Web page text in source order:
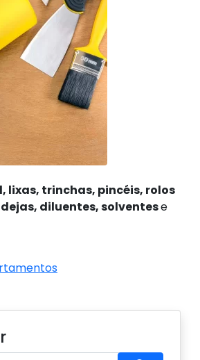
lixas, trinchas, pincéis, rolos
diluentes, solventese